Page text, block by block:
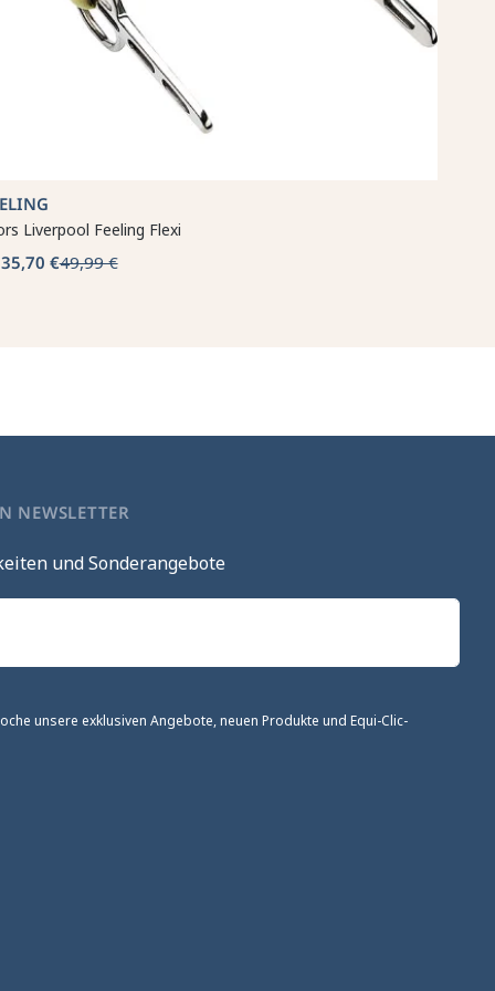
Liverpool Feeling Flexi
35,70 €49,99 €
NEWSLETTER
und Sonderangebote
unsere exklusiven Angebote, neuen Produkte und Equi-Clic-